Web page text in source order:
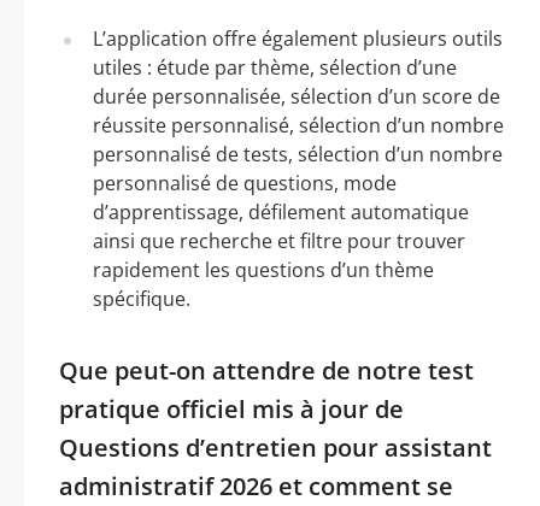
L’application offre également plusieurs outils
utiles : étude par thème, sélection d’une
durée personnalisée, sélection d’un score de
réussite personnalisé, sélection d’un nombre
personnalisé de tests, sélection d’un nombre
personnalisé de questions, mode
d’apprentissage, défilement automatique
ainsi que recherche et filtre pour trouver
rapidement les questions d’un thème
spécifique.
Que peut-on attendre de notre test
pratique officiel mis à jour de
Questions d’entretien pour assistant
administratif 2026 et comment se